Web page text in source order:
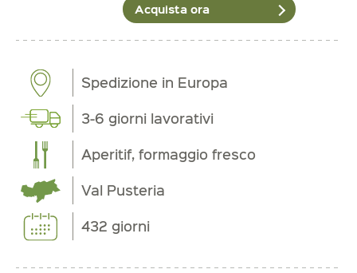
Acquista ora
Spedizione in Europa
3-6 giorni lavorativi
Aperitif, formaggio fresco
Val Pusteria
432 giorni